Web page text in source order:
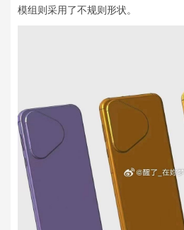
模组则采用了不规则形状。